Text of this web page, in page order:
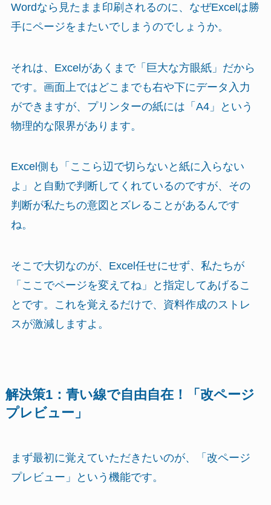
Wordなら見たまま印刷されるのに、なぜExcelは勝
手にページをまたいでしまうのでしょうか。
それは、Excelがあくまで「巨大な方眼紙」だから
です。画面上ではどこまでも右や下にデータ入力
ができますが、プリンターの紙には「A4」という
物理的な限界があります。
Excel側も「ここら辺で切らないと紙に入らない
よ」と自動で判断してくれているのですが、その
判断が私たちの意図とズレることがあるんです
ね。
そこで大切なのが、Excel任せにせず、私たちが
「ここでページを変えてね」と指定してあげるこ
とです。これを覚えるだけで、資料作成のストレ
スが激減しますよ。
解決策1：青い線で自由自在！「改ページ
プレビュー」
まず最初に覚えていただきたいのが、「改ページ
プレビュー」という機能です。